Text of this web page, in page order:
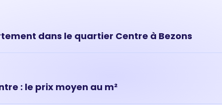
dans le quartier Centre à Bezons
réaliser une estimation en ligne ou prendre rendez-vous
: le prix moyen au m²